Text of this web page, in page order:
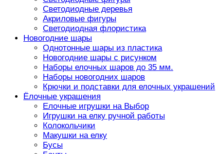
Светодиодные деревья
Акриловые фигуры
Светодиодная флористика
Новогодние шары
Однотонные шары из пластика
Новогодние шары с рисунком
Наборы елочных шаров до 35 мм.
Наборы новогодних шаров
Крючки и подставки для елочных украшений
Ёлочные украшения
Елочные игрушки на Выбор
Игрушки на елку ручной работы
Колокольчики
Макушки на елку
Бусы